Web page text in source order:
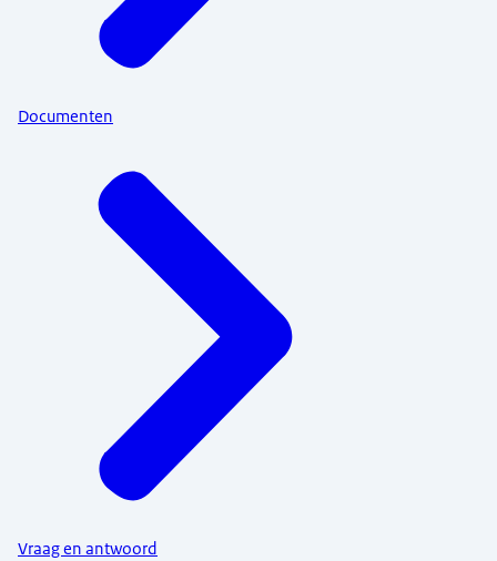
Documenten
Vraag en antwoord